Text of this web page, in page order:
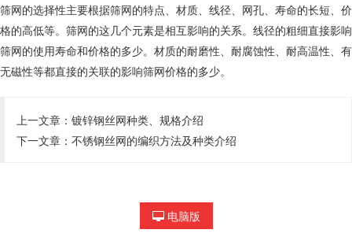
筛网的选择性主要根据筛网的特点、材质、线径、网孔、寿命的长短、价
格的高低等。筛网的这几个元素是相互影响的关系。线径的粗细直接影响
筛网的使用寿命和价格的多少。材质的耐磨性、耐腐蚀性、耐高温性、有
无磁性等都直接的关联的影响筛网价格的多少。
上一文章： 镀锌钢丝网种类、规格介绍
下一文章： 不锈钢丝网的编织方法及种类介绍
电脑版